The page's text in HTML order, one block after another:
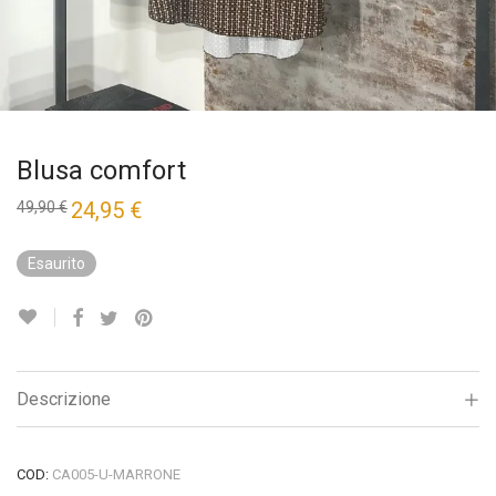
Blusa comfort
49,90€ Il
prezzo
era:
49,90 €.
24,95 €
Esaurito
Descrizione
COD: CA005-U-MARRONE